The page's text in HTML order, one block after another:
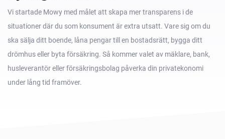
Vi startade Mowy med målet att skapa mer transparens i de
situationer där du som konsument är extra utsatt. Vare sig om du
ska sälja ditt boende, låna pengar till en bostadsrätt, bygga ditt
drömhus eller byta försäkring. Så kommer valet av mäklare, bank,
husleverantör eller försäkringsbolag påverka din privatekonomi
under lång tid framöver.